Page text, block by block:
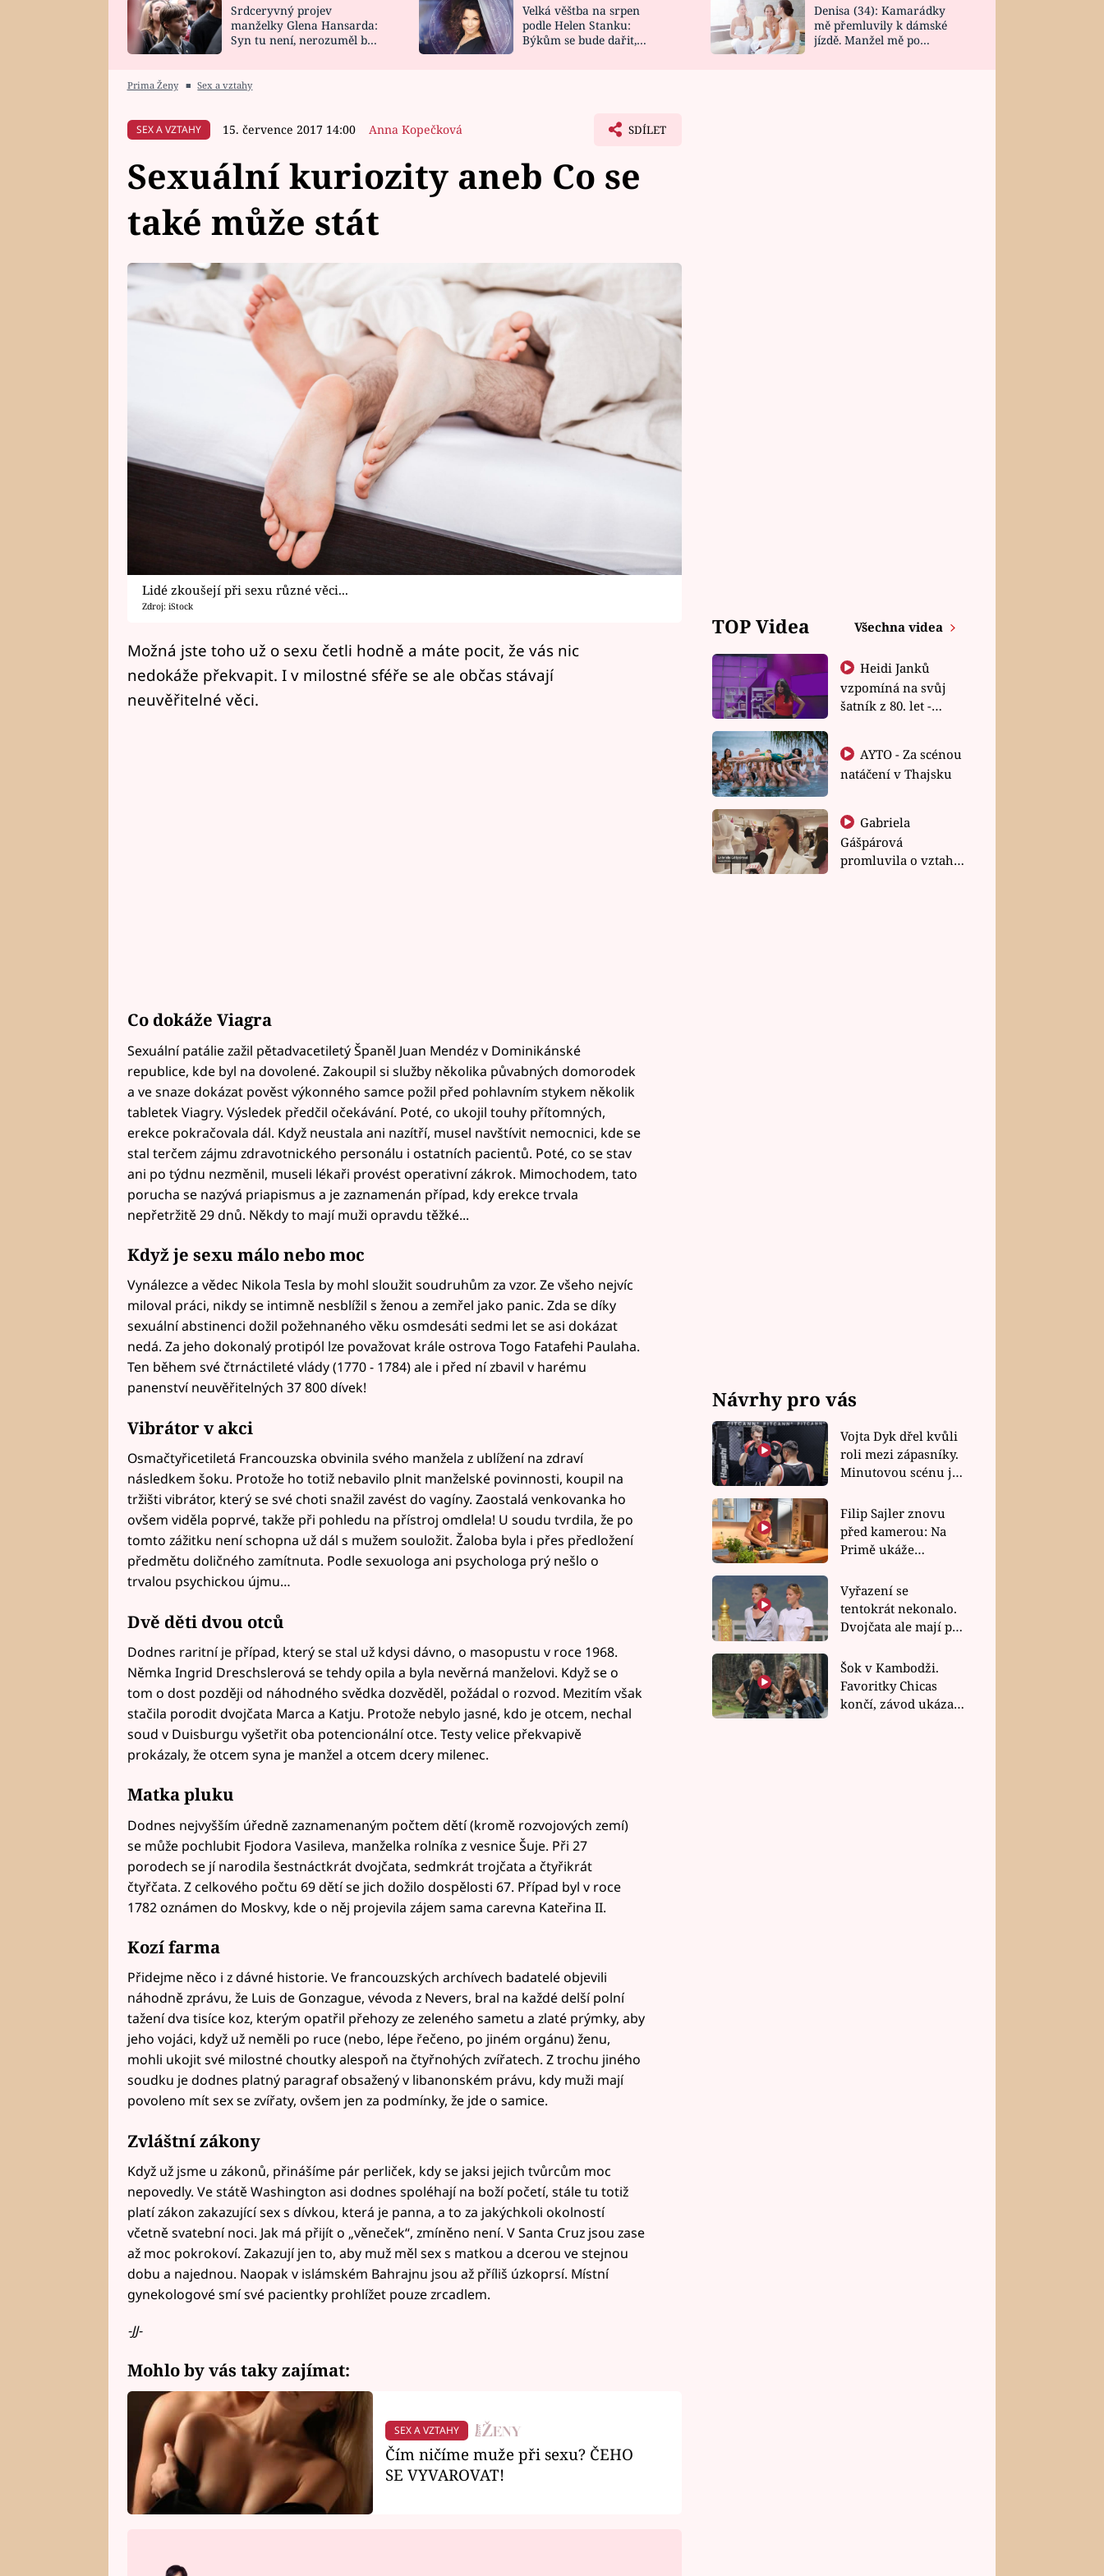
HOROSKOP NA
CELEBRITY
VAŘENÍ
NOVINKY
VIDEORECEPTY
DESIGN
Srdceryvný projev
manželky Glena Hansarda:
Syn tu není, nerozuměl by
Velká věštba na srpen
podle Helen Stanku:
Býkům se bude dařit,
Denisa (34): Kamarádky
mě přemluvily k dámské
jízdě. Manžel mě po
Prima Ženy ■ Sex a vztahy
SEX A VZTAHY 15. července 2017 14:00 Anna Kopečková SDÍLET
Sexuální kuriozity aneb Co se
také může stát
Lidé zkoušejí při sexu různé věci...
Zdroj: iStock
Možná jste toho už o sexu četli hodně a máte pocit, že vás nic
nedokáže překvapit. I v milostné sféře se ale občas stávají
neuvěřitelné věci.
Co dokáže Viagra
Sexuální patálie zažil pětadvacetiletý Španěl Juan Mendéz v Dominikánské
republice, kde byl na dovolené. Zakoupil si služby několika půvabných domorodek
a ve snaze dokázat pověst výkonného samce požil před pohlavním stykem několik
tabletek Viagry. Výsledek předčil očekávání. Poté, co ukojil touhy přítomných,
erekce pokračovala dál. Když neustala ani nazítří, musel navštívit nemocnici, kde se
stal terčem zájmu zdravotnického personálu i ostatních pacientů. Poté, co se stav
ani po týdnu nezměnil, museli lékaři provést operativní zákrok. Mimochodem, tato
porucha se nazývá priapismus a je zaznamenán případ, kdy erekce trvala
nepřetržitě 29 dnů. Někdy to mají muži opravdu těžké...
Když je sexu málo nebo moc
Vynálezce a vědec Nikola Tesla by mohl sloužit soudruhům za vzor. Ze všeho nejvíc
miloval práci, nikdy se intimně nesblížil s ženou a zemřel jako panic. Zda se díky
sexuální abstinenci dožil požehnaného věku osmdesáti sedmi let se asi dokázat
nedá. Za jeho dokonalý protipól lze považovat krále ostrova Togo Fatafehi Paulaha.
Ten během své čtrnáctileté vlády (1770 - 1784) ale i před ní zbavil v harému
panenství neuvěřitelných 37 800 dívek!
Vibrátor v akci
Osmačtyřicetiletá Francouzska obvinila svého manžela z ublížení na zdraví
následkem šoku. Protože ho totiž nebavilo plnit manželské povinnosti, koupil na
tržišti vibrátor, který se své choti snažil zavést do vagíny. Zaostalá venkovanka ho
ovšem viděla poprvé, takže při pohledu na přístroj omdlela! U soudu tvrdila, že po
tomto zážitku není schopna už dál s mužem souložit. Žaloba byla i přes předložení
předmětu doličného zamítnuta. Podle sexuologa ani psychologa prý nešlo o
trvalou psychickou újmu…
Dvě děti dvou otců
Dodnes raritní je případ, který se stal už kdysi dávno, o masopustu v roce 1968.
Němka Ingrid Dreschslerová se tehdy opila a byla nevěrná manželovi. Když se o
tom o dost později od náhodného svědka dozvěděl, požádal o rozvod. Mezitím však
stačila porodit dvojčata Marca a Katju. Protože nebylo jasné, kdo je otcem, nechal
soud v Duisburgu vyšetřit oba potencionální otce. Testy velice překvapivě
prokázaly, že otcem syna je manžel a otcem dcery milenec.
Matka pluku
Dodnes nejvyšším úředně zaznamenaným počtem dětí (kromě rozvojových zemí)
se může pochlubit Fjodora Vasileva, manželka rolníka z vesnice Šuje. Při 27
porodech se jí narodila šestnáctkrát dvojčata, sedmkrát trojčata a čtyřikrát
čtyřčata. Z celkového počtu 69 dětí se jich dožilo dospělosti 67. Případ byl v roce
1782 oznámen do Moskvy, kde o něj projevila zájem sama carevna Kateřina II.
Kozí farma
Přidejme něco i z dávné historie. Ve francouzských archívech badatelé objevili
náhodně zprávu, že Luis de Gonzague, vévoda z Nevers, bral na každé delší polní
tažení dva tisíce koz, kterým opatřil přehozy ze zeleného sametu a zlaté prýmky, aby
jeho vojáci, když už neměli po ruce (nebo, lépe řečeno, po jiném orgánu) ženu,
mohli ukojit své milostné choutky alespoň na čtyřnohých zvířatech. Z trochu jiného
soudku je dodnes platný paragraf obsažený v libanonském právu, kdy muži mají
povoleno mít sex se zvířaty, ovšem jen za podmínky, že jde o samice.
Zvláštní zákony
Když už jsme u zákonů, přinášíme pár perliček, kdy se jaksi jejich tvůrcům moc
nepovedly. Ve státě Washington asi dodnes spoléhají na boží početí, stále tu totiž
platí zákon zakazující sex s dívkou, která je panna, a to za jakýchkoli okolností
včetně svatební noci. Jak má přijít o „věneček“, zmíněno není. V Santa Cruz jsou zase
až moc pokrokoví. Zakazují jen to, aby muž měl sex s matkou a dcerou ve stejnou
dobu a najednou. Naopak v islámském Bahrajnu jsou až příliš úzkoprsí. Místní
gynekologové smí své pacientky prohlížet pouze zrcadlem.
-JJ-
Mohlo by vás taky zajímat:
SEX A VZTAHY
Čím ničíme muže při sexu? ČEHO
SE VYVAROVAT!
TOP Videa Všechna videa
Heidi Janků
vzpomíná na svůj
šatník z 80. let -
natáčení v Thajsku
Gabriela
Gášpárová
promluvila o vztahu
Návrhy pro vás
Vojta Dyk dřel kvůli
roli mezi zápasníky.
Minutovou scénu jel
Filip Sajler znovu
před kamerou: Na
Primě ukáže
rychlé recepty
Vyřazení se
tentokrát nekonalo.
Dvojčata ale mají po
závodu nůž na krku
Šok v Kambodži.
Favoritky Chicas
končí, závod ukázal